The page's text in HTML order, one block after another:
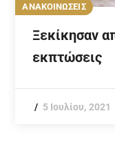
ΑΝΑΚΟΙΝΩΣΕΙΣ
Ξεκίκησαν
εκπτώσεις
5 Ιουλίου, 2021